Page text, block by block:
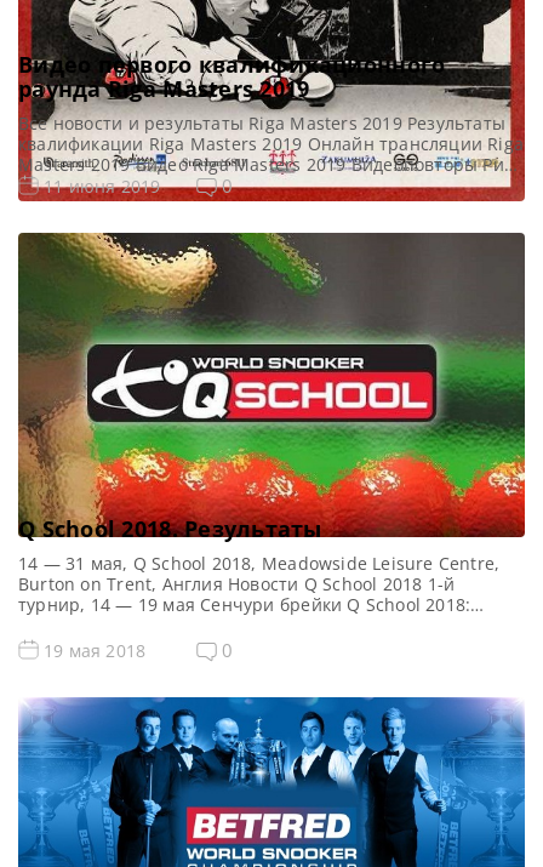
Видео первого квалификационного
раунда Riga Masters 2019
Все новости и результаты Riga Masters 2019 Результаты
квалификации Riga Masters 2019 Онлайн трансляции Riga
Masters 2019 Видео Riga Masters 2019 Видеоповторы Рига
Мастерс 2019. Первый квалификационный раунд в
записи Видео матчей: Видео матча Джек Джонс — Тор
Майк Данн — Митчелл Мэнн https://youtu.be/IQJ2XaeCEok
Видео матча Род Лоулер — Ян […]
11 июня 2019 0
Q School 2018. Результаты
14 — 31 мая, Q School 2018, Meadowside Leisure Centre,
Burton on Trent, Англия Новости Q School 2018 1-й
турнир, 14 — 19 мая Сенчури брейки Q School 2018:
101Сэм Бэйрд — 133, 102Ху Хао — 114Хаммад Миах — 101,
118Джордан Браун — 118Haydon Pinhey […]
19 мая 2018 0